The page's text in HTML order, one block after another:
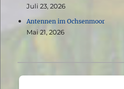
Juli 23, 2026
Antennen im Ochsenmoor
Mai 21, 2026